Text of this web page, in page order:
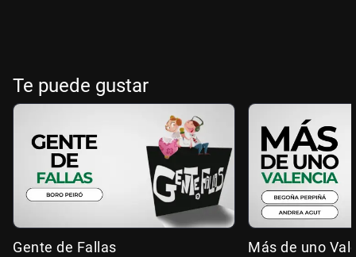
Te puede gustar
Gente de Fallas Más de uno